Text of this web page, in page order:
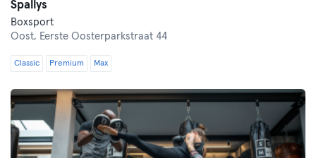
Spallys
Boxsport
Oost, Eerste Oosterparkstraat 44
Classic Premium Max